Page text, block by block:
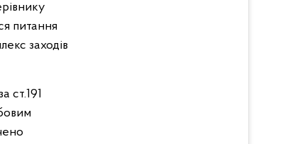
питання
заходів
ст.191